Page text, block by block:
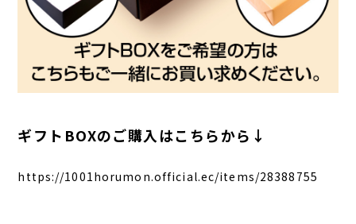
ギフトBOXのご購入はこちらから↓
https://1001horumon.official.ec/items/28388755